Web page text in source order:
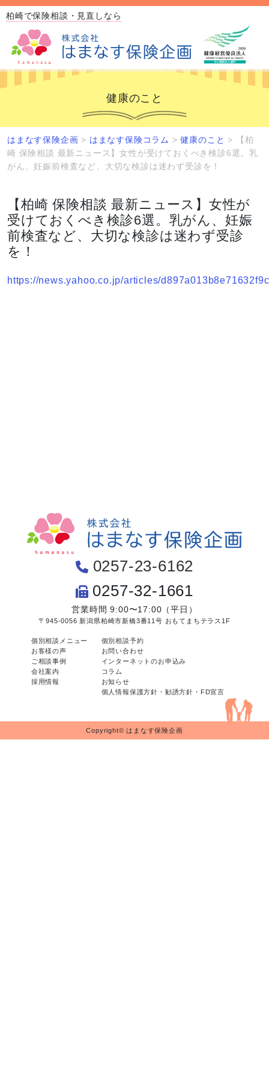
柏崎で保険相談・見直しなら
健康のこと
はまなす保険企画 > はまなす保険コラム >健康のこと >
【柏
崎 保険相談 最新ニュース】女性が受けておくべき検診6選。乳
がん、妊娠前検査など、大切な検診は迷わず受診を！
【柏崎 保険相談 最新ニュース】女性が
受けておくべき検診6選。乳がん、妊娠
前検査など、大切な検診は迷わず受診
を！
https://news.yahoo.co.jp/articles/
0257-23-6162
0257-32-1661
営業時間 9:00〜17:00（平日）
〒945-0056 新潟県柏崎市新橋3番11号 おもてまちテラス1F
個別相談メニュー
お客様の声
ご相談事例
会社案内
採用情報
個別相談予約
お問い合わせ
インターネットのお申込み
コラム
お知らせ
個人情報保護方針・勧誘方針・FD宣言
Copyright© はまなす保険企画